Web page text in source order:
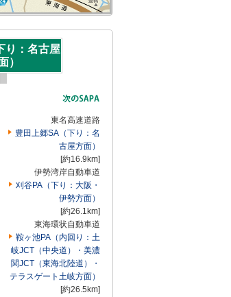
り：名古屋
）
東名高速道路
豊田上郷SA（下り：名
古屋方面）
[約16.9km]
伊勢湾岸自動車道
刈谷PA（下り：大阪・
伊勢方面）
[約26.1km]
東海環状自動車道
鞍ヶ池PA（内回り：土
岐JCT（中央道）・美濃
関JCT（東海北陸道）・
テラスゲート土岐方面）
[約26.5km]